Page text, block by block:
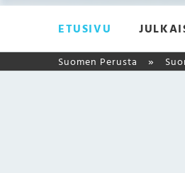
ETUSIVU
Suomen Perusta